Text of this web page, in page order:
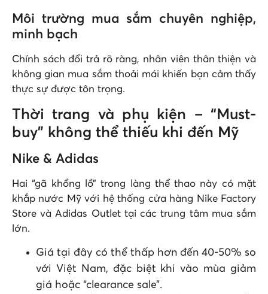
Môi trường mua sắm chuyên nghiệp,
minh bạch
Chính sách đổi trả rõ ràng, nhân viên thân thiện và
không gian mua sắm thoải mái khiến bạn cảm thấy
thực sự được tôn trọng.
Thời trang và phụ kiện – “Must-
buy” không thể thiếu khi đến Mỹ
Nike & Adidas
Hai “gã khổng lồ” trong làng thể thao này có mặt
khắp nước Mỹ với hệ thống cửa hàng Nike Factory
Store và Adidas Outlet tại các trung tâm mua sắm
lớn.
Giá tại đây có thể thấp hơn đến 40-50% so
với Việt Nam, đặc biệt khi vào mùa giảm
giá hoặc “clearance sale”.